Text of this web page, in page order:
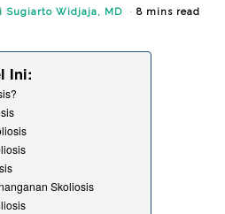
Sugiarto Widjaja, MD 8 mins read
Ini:
Skoliosis